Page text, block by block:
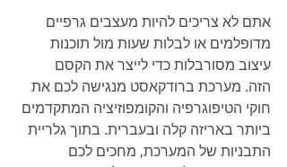
אתם לא צריכים להיות מעצבים גרפיים
מדופלמים או לבלות שעות מול תוכנות
עיצוב מסורבלות כדי לייצר את הקסם
הזה. מערכת ברודקאסט מנגישה לכם את
חוקי הטיפוגרפיה והקומפוזיציה המתקדמים
ביותר באריזה קלה ובעברית. בתוך גלריית
התבניות של המערכת, מחכים לכם